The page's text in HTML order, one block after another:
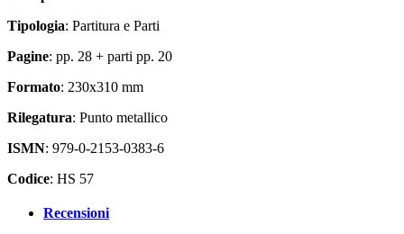
Tipologia: Partitura e Parti
Pagine: pp. 28 + parti pp. 20
Formato: 230x310 mm
Rilegatura: Punto metallico
ISMN: 979-0-2153-0383-6
Codice: HS 57
Recensioni